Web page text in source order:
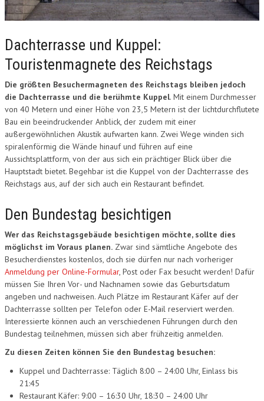
Dachterrasse und Kuppel:
Touristenmagnete des Reichstags
Die größten Besuchermagneten des Reichstags bleiben jedoch
die Dachterrasse und die berühmte Kuppel. Mit einem Durchmesser
von 40 Metern und einer Höhe von 23,5 Metern ist der lichtdurchflutete
Bau ein beeindruckender Anblick, der zudem mit einer
außergewöhnlichen Akustik aufwarten kann. Zwei Wege winden sich
spiralenförmig die Wände hinauf und führen auf eine
Aussichtsplattform, von der aus sich ein prächtiger Blick über die
Hauptstadt bietet. Begehbar ist die Kuppel von der Dachterrasse des
Reichstags aus, auf der sich auch ein Restaurant befindet.
Den Bundestag besichtigen
Wer das Reichstagsgebäude besichtigen möchte, sollte dies
möglichst im Voraus planen. Zwar sind sämtliche Angebote des
Besucherdienstes kostenlos, doch sie dürfen nur nach vorheriger
Anmeldung per Online-Formular, Post oder Fax besucht werden! Dafür
müssen Sie Ihren Vor- und Nachnamen sowie das Geburtsdatum
angeben und nachweisen. Auch Plätze im Restaurant Käfer auf der
Dachterrasse sollten per Telefon oder E-Mail reserviert werden.
Interessierte können auch an verschiedenen Führungen durch den
Bundestag teilnehmen, müssen sich aber frühzeitig anmelden.
Zu diesen Zeiten können Sie den Bundestag besuchen:
Kuppel und Dachterrasse: Täglich 8:00 – 24:00 Uhr, Einlass bis
21:45
Restaurant Käfer: 9:00 – 16:30 Uhr, 18:30 – 24:00 Uhr